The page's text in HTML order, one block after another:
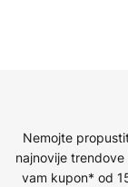
Nemojte
najnovije
vam kupon* od